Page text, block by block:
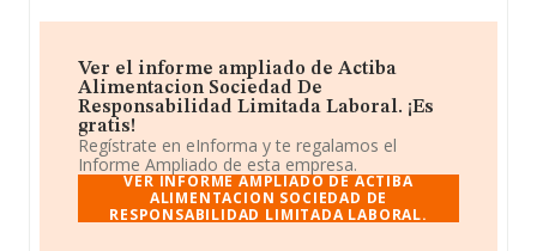
Ver el informe ampliado de Actiba
Alimentacion Sociedad De
Responsabilidad Limitada Laboral. ¡Es
gratis!
Regístrate en eInforma y te regalamos el
Informe Ampliado de esta empresa.
VER INFORME AMPLIADO DE ACTIBA
ALIMENTACION SOCIEDAD DE
RESPONSABILIDAD LIMITADA LABORAL.